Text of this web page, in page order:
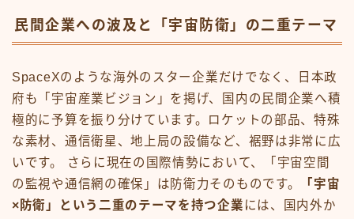
民間企業への波及と「宇宙防衛」の二重テーマ
SpaceXのような海外のスター企業だけでなく、日本政
府も「宇宙産業ビジョン」を掲げ、国内の民間企業へ積
極的に予算を振り分けています。ロケットの部品、特殊
な素材、通信衛星、地上局の設備など、裾野は非常に広
いです。 さらに現在の国際情勢において、「宇宙空間
の監視や通信網の確保」は防衛力そのものです。
「宇宙
×防衛」という二重のテーマを持つ企業 には、国内外か